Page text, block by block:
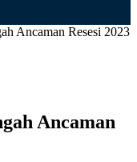
Ancaman Resesi 2023
Ancaman